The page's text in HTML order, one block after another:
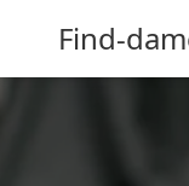
Find-